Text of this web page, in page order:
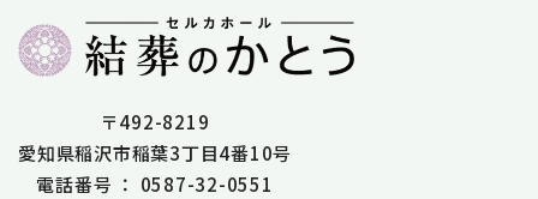
〒492-8219
愛知県稲沢市稲葉3丁目4番10号
電話番号 ： 0587-32-0551